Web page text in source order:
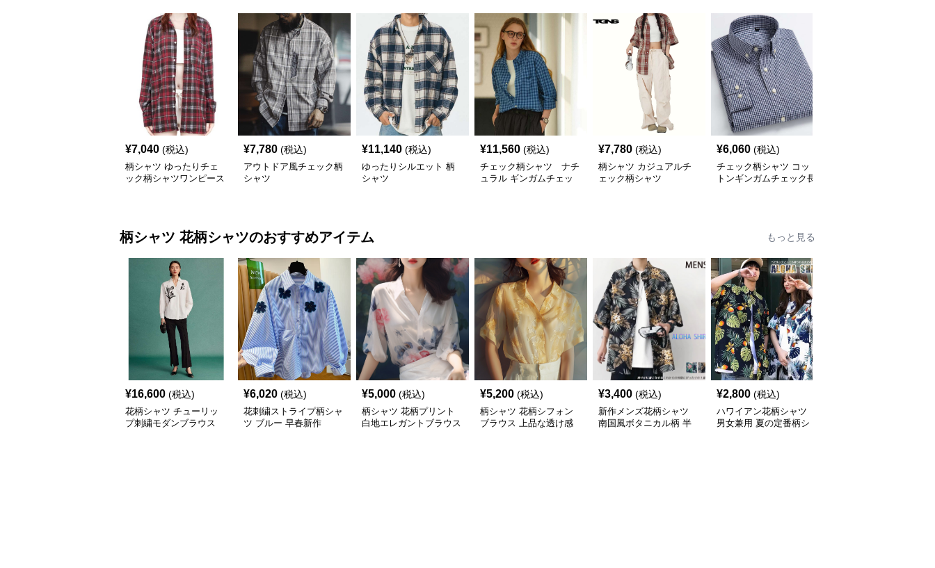
¥7,040 (税込)
柄シャツ ゆったりチェ
ック柄シャツワンピース
¥7,780 (税込)
アウトドア風チェック柄
シャツ
¥11,140 (税込)
ゆったりシルエット 柄
シャツ
¥11,560 (税込)
チェック柄シャツ ナチ
ュラル ギンガムチェッ
¥7,780 (税込)
柄シャツ カジュアルチ
ェック柄シャツ
¥6,060 (税込)
チェック柄シャツ コッ
トンギンガムチェック長
柄シャツ 花柄シャツのおすすめアイテム もっと見る
¥16,600 (税込)
花柄シャツ チューリッ
プ刺繍モダンブラウス
¥6,020 (税込)
花刺繍ストライプ柄シャ
ツ ブルー 早春新作
¥5,000 (税込)
柄シャツ 花柄プリント
白地エレガントブラウス
¥5,200 (税込)
柄シャツ 花柄シフォン
ブラウス 上品な透け感
¥3,400 (税込)
新作メンズ花柄シャツ
南国風ボタニカル柄 半
¥2,800 (税込)
ハワイアン花柄シャツ
男女兼用 夏の定番柄シ